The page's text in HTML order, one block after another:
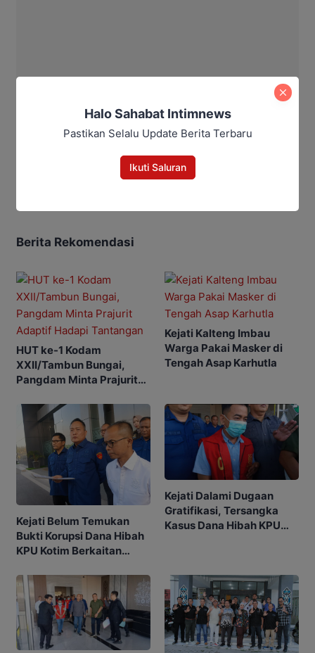
Aditya Lukmantoro
Berita Rekomendasi
HUT ke-1 Kodam
XXII/Tambun Bungai,
Pangdam Minta Prajurit
Tantangan
Kejati Kalteng Imbau
Warga Pakai Masker di
Tengah Asap Karhutla
Kejati Belum Temukan
Bukti Korupsi Dana Hibah
KPU Kotim Berkaitan
Kejati Dalami Dugaan
Gratifikasi, Tersangka
Kasus Dana Hibah KPU
Halo Sahabat Intimnews
Pastikan Selalu Update Berita Terbaru
Ikuti Saluran